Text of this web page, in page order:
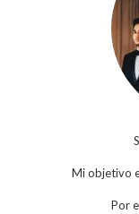
Mi objetivo
Por